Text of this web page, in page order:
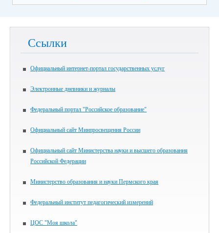
Ссылки
Официальный интернет-портал государственных услуг
Электронные дневники и журналы
Федеральный портал "Российское образование"
Официальный сайт Минпросвещения России
Официальный сайт Министерства науки и высшего образования
Российской Федерации
Министерство образования и науки Пермского края
Федеральный институт педагогический измерений
ЦОС "Моя школа"